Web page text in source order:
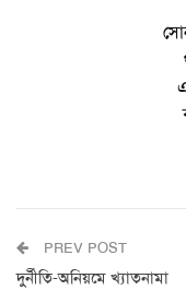
PREV POST
দুর্নীতি-অনিয়মে খ্যাতনামা